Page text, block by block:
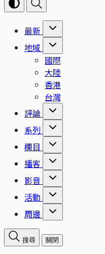
最新
地域
國際
大陸
香港
台灣
評論
系列
欄目
播客
影音
活動
周邊
搜尋 關閉